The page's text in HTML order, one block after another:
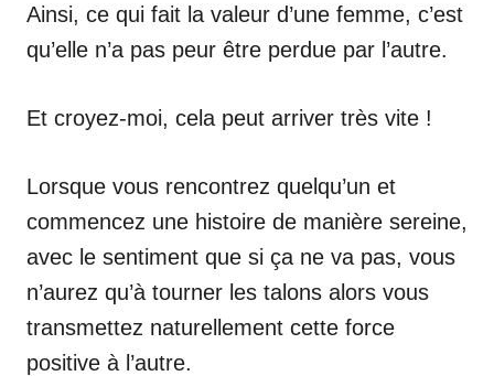
Ainsi, ce qui fait la valeur d’une femme, c’est
qu’elle n’a pas peur être perdue par l’autre.
Et croyez-moi, cela peut arriver très vite !
Lorsque vous rencontrez quelqu’un et
commencez une histoire de manière sereine,
avec le sentiment que si ça ne va pas, vous
n’aurez qu’à tourner les talons alors vous
transmettez naturellement cette force
positive à l’autre.